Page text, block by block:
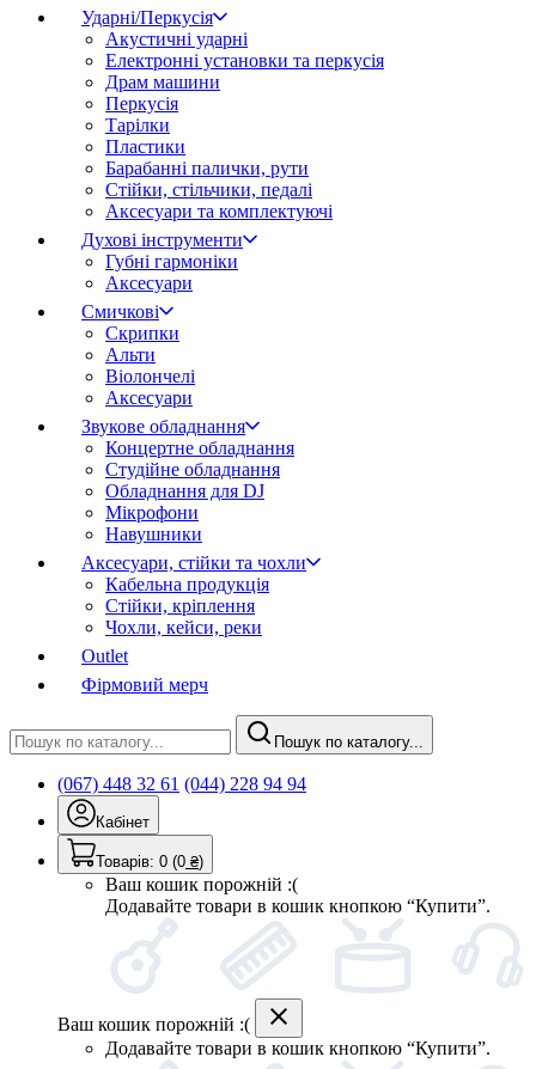
Ударні/Перкусія
Акустичні ударні
Електронні установки та перкусія
Драм машини
Перкусія
Тарілки
Пластики
Барабанні палички, рути
Стійки, стільчики, педалі
Аксесуари та комплектуючі
Духові інструменти
Губні гармоніки
Аксесуари
Смичкові
Скрипки
Альти
Віолончелі
Аксесуари
Звукове обладнання
Концертне обладнання
Студійне обладнання
Обладнання для DJ
Мікрофони
Навушники
Аксесуари, стійки та чохли
Кабельна продукція
Стійки, кріплення
Чохли, кейси, реки
Outlet
Фірмовий мерч
Пошук по каталогу...
(067) 448 32 61 (044) 228 94 94
Кабінет
Товарів: 0 (0 ₴)
Ваш кошик порожній :(
Додавайте товари в кошик кнопкою “Купити”.
Ваш кошик порожній :(
Додавайте товари в кошик кнопкою “Купити”.